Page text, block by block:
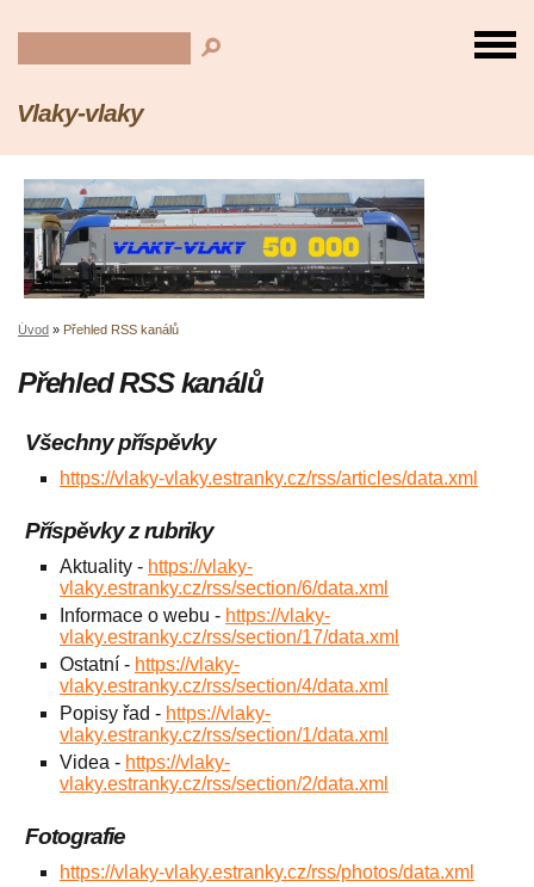
Vlaky-vlaky
Úvod » Přehled RSS kanálů
Přehled RSS kanálů
Všechny příspěvky
https://vlaky-vlaky.estranky.cz/rss/articles/data.xml
Příspěvky z rubriky
Aktuality - https://vlaky-
vlaky.estranky.cz/rss/section/6/data.xml
Informace o webu - https://vlaky-
vlaky.estranky.cz/rss/section/17/data.xml
Ostatní - https://vlaky-
vlaky.estranky.cz/rss/section/4/data.xml
Popisy řad - https://vlaky-
vlaky.estranky.cz/rss/section/1/data.xml
Videa - https://vlaky-
vlaky.estranky.cz/rss/section/2/data.xml
Fotografie
https://vlaky-vlaky.estranky.cz/rss/photos/data.xml